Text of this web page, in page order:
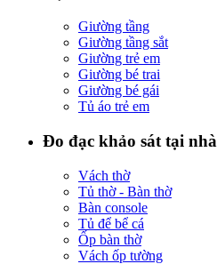
Giường tầng
Giường tầng sắt
Giường trẻ em
Giường bé trai
Giường bé gái
Tủ áo trẻ em
Đo đạc khảo sát tại nhà
Vách thờ
Tủ thờ - Bàn thờ
Bàn console
Tủ để bể cá
Ốp bàn thờ
Vách ốp tường